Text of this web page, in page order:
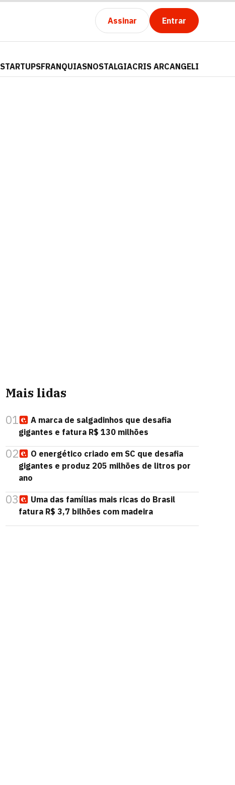
Assinar Entrar
STARTUPSFRANQUIASNOSTALGIACRIS ARCANGELI
Mais lidas
01
A marca de salgadinhos que desafia
gigantes e fatura R$ 130 milhões
02
O energético criado em SC que desafia
gigantes e produz 205 milhões de litros por
ano
03
Uma das famílias mais ricas do Brasil
fatura R$ 3,7 bilhões com madeira